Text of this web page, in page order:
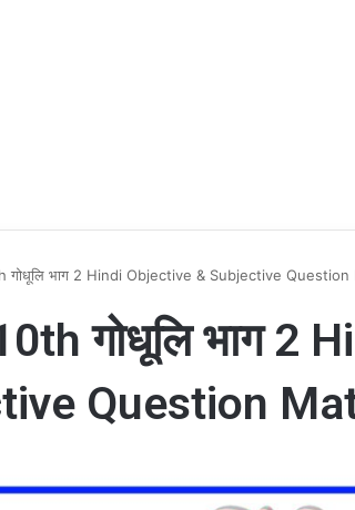
गोधूलि भाग 2 Hindi Objective & Subjective
गोधूलि भाग 2
Question